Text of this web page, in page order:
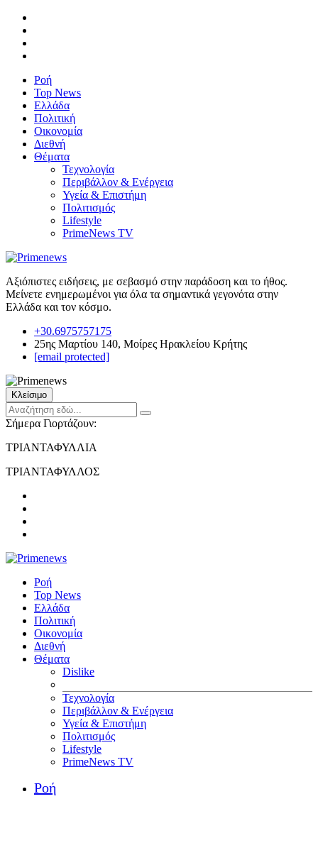
Ροή
Top News
Ελλάδα
Πολιτική
Οικονομία
Διεθνή
Θέματα
Τεχνολογία
Περιβάλλον & Ενέργεια
Υγεία & Επιστήμη
Πολιτισμός
Lifestyle
PrimeNews TV
Αξιόπιστες ειδήσεις, με σεβασμό στην παράδοση και το ήθος.
Μείνετε ενημερωμένοι για όλα τα σημαντικά γεγονότα στην
Ελλάδα και τον κόσμο.
+30.6975757175
25ης Μαρτίου 140, Μοίρες Ηρακλείου Κρήτης
[email protected]
Κλείσιμο
Σήμερα Γιορτάζουν:
ΤΡΙΑΝΤΑΦΥΛΛΙΑ
ΤΡΙΑΝΤΑΦΥΛΛΟΣ
Ροή
Top News
Ελλάδα
Πολιτική
Οικονομία
Διεθνή
Θέματα
Dislike
Τεχνολογία
Περιβάλλον & Ενέργεια
Υγεία & Επιστήμη
Πολιτισμός
Lifestyle
PrimeNews TV
Ροή